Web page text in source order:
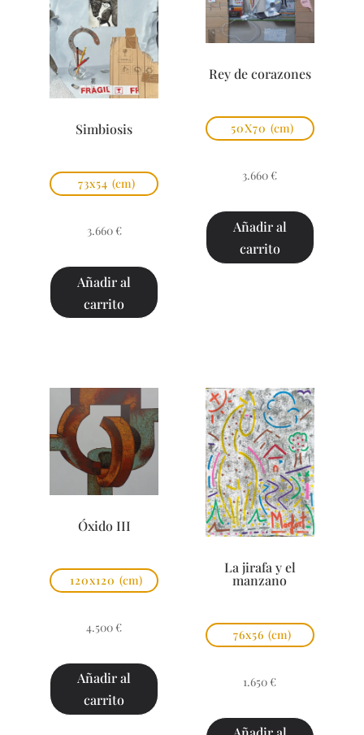
Simbiosis
73x54 (cm)
3.660 €
Añadir al
carrito
Rey de corazones
50X70 (cm)
3.660 €
Añadir al
carrito
Óxido III
120x120 (cm)
4.500 €
Añadir al
carrito
La jirafa y el
manzano
76x56 (cm)
1.650 €